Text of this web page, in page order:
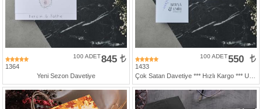
1364
845
100 ADET
Yeni Sezon Davetiye
1433
550
100 ADET